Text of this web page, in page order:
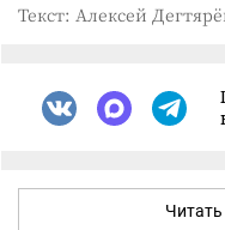
Текст: Алексей